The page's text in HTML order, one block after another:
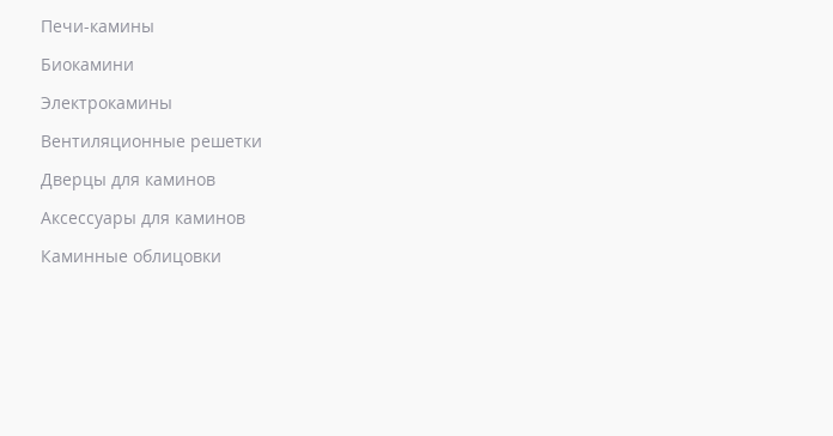
Печи-камины
Биокамини
Электрокамины
Вентиляционные решетки
Дверцы для каминов
Аксессуары для каминов
Каминные облицовки